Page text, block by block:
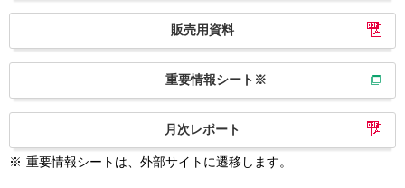
販売用資料
重要情報シート※
月次レポート
※ 重要情報シートは、外部サイトに遷移します。